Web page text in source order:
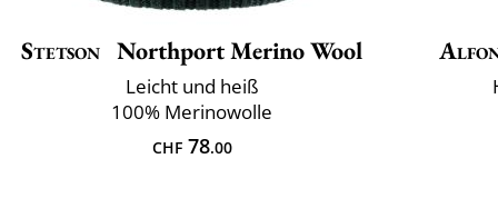
Stetson Northport Merino Wool
Leicht und heiß
100% Merinowolle
CHF78.00